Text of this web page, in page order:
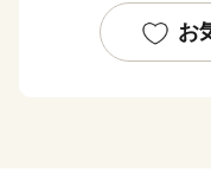
ふるさと納税を通
ださい！
お